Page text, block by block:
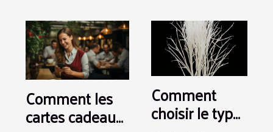
Comment les
cartes cadeaux
Comment
choisir le type